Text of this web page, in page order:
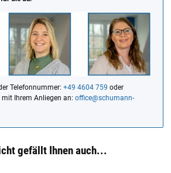
Telefonnummer: +49 4604 759 oder
Ihrem Anliegen an: office@schumann-
gefällt Ihnen auch...